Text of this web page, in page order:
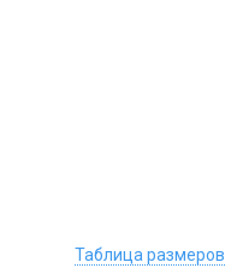
Таблица размеров